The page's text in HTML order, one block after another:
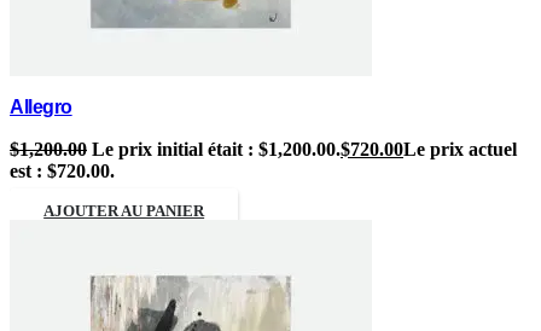
Allegro
$1,200.00 Le prix initial était : $1,200.00.$720.00Le prix actuel
est : $720.00.
AJOUTER AU PANIER